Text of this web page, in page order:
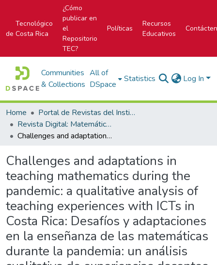
Tecnológico
de Costa Rica
¿Cómo
publicar en
el
Repositorio
TEC?
Políticas
Recursos
Educativos
Communities
& Collections
All of
DSpace
Statistics Log In
Home
Portal de Revistas del Instituto Tecnológico de Costa Rica
Revista Digital: Matemática, Educación e Internet
Challenges and adaptations in teaching mathematics during the pandemic: a qualitative analysis of teaching experiences with ICTs in Costa Rica: Desafíos y adaptaciones en la enseñanza de las matemáticas durante la pandemia: un análisis cualitativo de experiencias docentes con TIC en Costa Rica
Challenges and adaptations in
teaching mathematics during the
pandemic: a qualitative analysis of
teaching experiences with ICTs in
Costa Rica: Desafíos y adaptaciones
en la enseñanza de las matemáticas
durante la pandemia: un análisis